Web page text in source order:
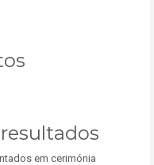
em cerimónia